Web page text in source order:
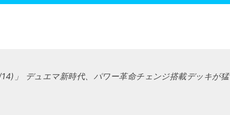
」 デュエマ新時代、パワー革命チェンジ搭載デッキが猛